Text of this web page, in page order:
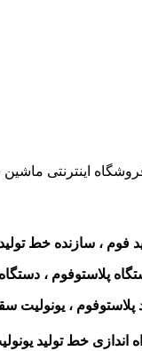
اینترنتی
فوم ، سازنده خط
پلاستوفوم ،
پلاستوفوم ،
اندازی خط تولید